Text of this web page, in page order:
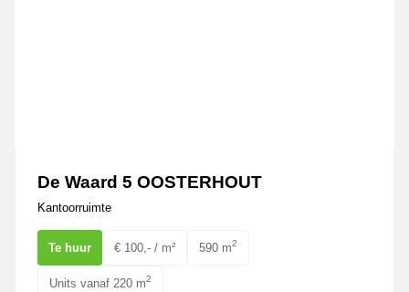
De Waard 5 OOSTERHOUT
Kantoorruimte
Te huur € 100,- / m² 590 m2
Units vanaf 220 m2